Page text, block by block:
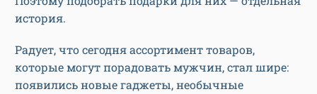
история.
Радует, что сегодня ассортимент товаров,
которые могут порадовать мужчин, стал шире:
появились новые гаджеты, необычные